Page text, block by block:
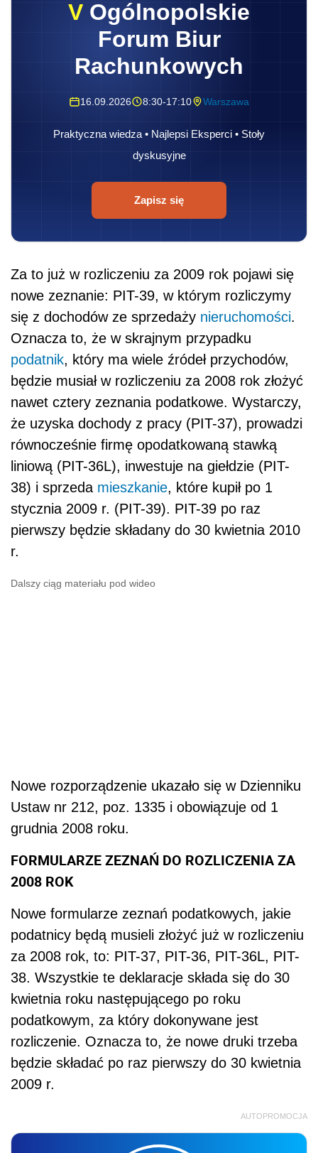
V Ogólnopolskie
Forum Biur
Rachunkowych
16.09.2026 8:30-17:10 Warszawa
Praktyczna wiedza • Najlepsi Eksperci • Stoły
dyskusyjne
Zapisz się
Za to już w rozliczeniu za 2009 rok pojawi się
nowe zeznanie: PIT-39, w którym rozliczymy
się z dochodów ze sprzedaży nieruchomości.
Oznacza to, że w skrajnym przypadku
podatnik, który ma wiele źródeł przychodów,
będzie musiał w rozliczeniu za 2008 rok złożyć
nawet cztery zeznania podatkowe. Wystarczy,
że uzyska dochody z pracy (PIT-37), prowadzi
równocześnie firmę opodatkowaną stawką
liniową (PIT-36L), inwestuje na giełdzie (PIT-
38) i sprzeda mieszkanie, które kupił po 1
stycznia 2009 r. (PIT-39). PIT-39 po raz
pierwszy będzie składany do 30 kwietnia 2010
r.
Dalszy ciąg materiału pod wideo
Nowe rozporządzenie ukazało się w Dzienniku
Ustaw nr 212, poz. 1335 i obowiązuje od 1
grudnia 2008 roku.
FORMULARZE ZEZNAŃ DO ROZLICZENIA ZA
2008 ROK
Nowe formularze zeznań podatkowych, jakie
podatnicy będą musieli złożyć już w rozliczeniu
za 2008 rok, to: PIT-37, PIT-36, PIT-36L, PIT-
38. Wszystkie te deklaracje składa się do 30
kwietnia roku następującego po roku
podatkowym, za który dokonywane jest
rozliczenie. Oznacza to, że nowe druki trzeba
będzie składać po raz pierwszy do 30 kwietnia
2009 r.
AUTOPROMOCJA